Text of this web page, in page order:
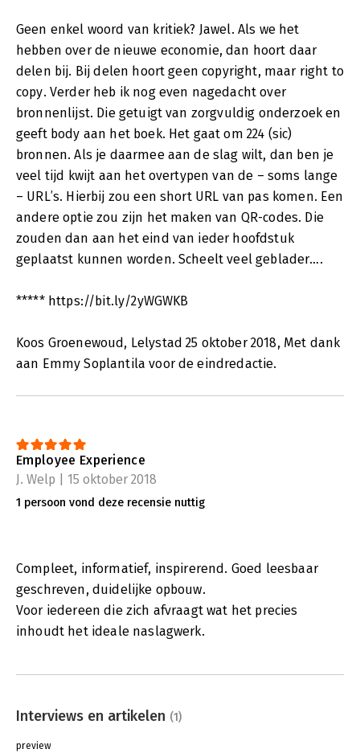
Geen enkel woord van kritiek? Jawel. Als we het
hebben over de nieuwe economie, dan hoort daar
delen bij. Bij delen hoort geen copyright, maar right to
copy. Verder heb ik nog even nagedacht over
bronnenlijst. Die getuigt van zorgvuldig onderzoek en
geeft body aan het boek. Het gaat om 224 (sic)
bronnen. Als je daarmee aan de slag wilt, dan ben je
veel tijd kwijt aan het overtypen van de – soms lange
– URL’s. Hierbij zou een short URL van pas komen. Een
andere optie zou zijn het maken van QR-codes. Die
zouden dan aan het eind van ieder hoofdstuk
geplaatst kunnen worden. Scheelt veel geblader….
***** https://bit.ly/2yWGWKB
Koos Groenewoud, Lelystad 25 oktober 2018, Met dank
aan Emmy Soplantila voor de eindredactie.
Employee Experience
J. Welp | 15 oktober 2018
1 persoon vond deze recensie nuttig
Compleet, informatief, inspirerend. Goed leesbaar
geschreven, duidelijke opbouw.
Voor iedereen die zich afvraagt wat het precies
inhoudt het ideale naslagwerk.
Interviews en artikelen (1)
preview